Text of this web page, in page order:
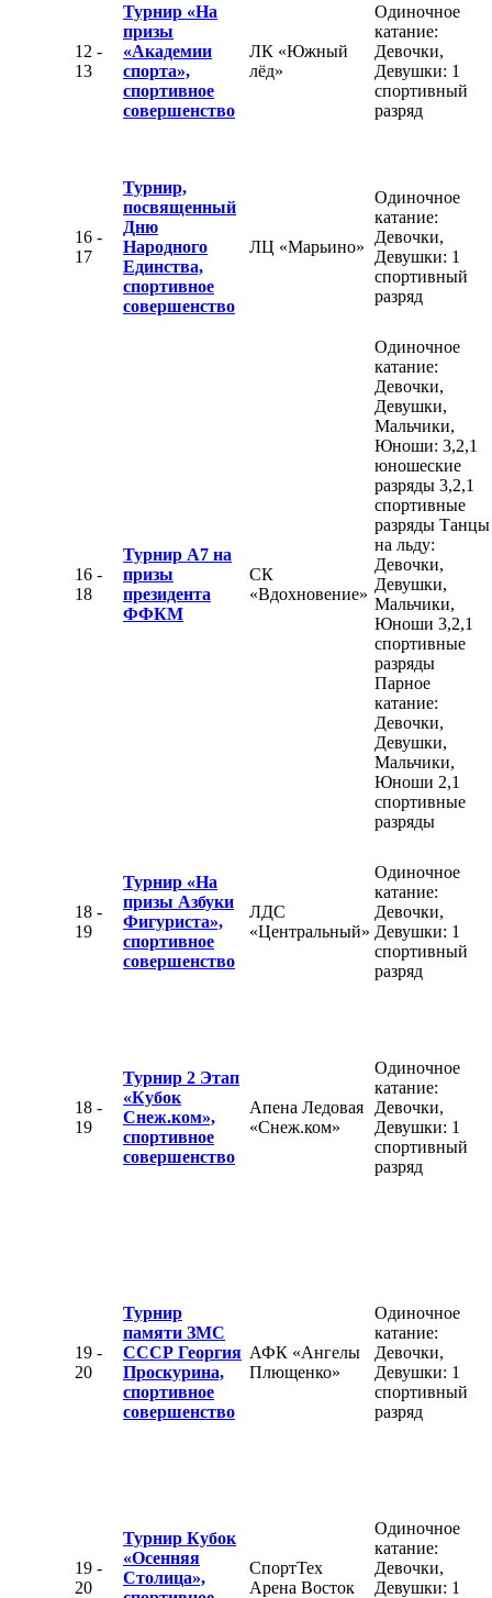
12 -
13
Турнир «На
призы
«Академии
спорта»,
спортивное
совершенство
ЛК «Южный
лёд»
Одиночное
катание:
Девочки,
Девушки: 1
спортивный
разряд
16 -
17
Турнир,
посвященный
Дню
Народного
Единства,
спортивное
совершенство
ЛЦ «Марьино»
Одиночное
катание:
Девочки,
Девушки: 1
спортивный
разряд
16 -
18
Турнир А7 на
призы
президента
ФФКМ
СК
«Вдохновение»
Одиночное
катание:
Девочки,
Девушки,
Мальчики,
Юноши: 3,2,1
юношеские
разряды 3,2,1
спортивные
разряды Танцы
на льду:
Девочки,
Девушки,
Мальчики,
Юноши 3,2,1
спортивные
разряды
Парное
катание:
Девочки,
Девушки,
Мальчики,
Юноши 2,1
спортивные
разряды
18 -
19
Турнир «На
призы Азбуки
Фигуриста»,
спортивное
совершенство
ЛДС
«Центральный»
Одиночное
катание:
Девочки,
Девушки: 1
спортивный
разряд
18 -
19
Турнир 2 Этап
«Кубок
Снеж.ком»,
спортивное
совершенство
Апена Ледовая
«Снеж.ком»
Одиночное
катание:
Девочки,
Девушки: 1
спортивный
разряд
19 -
20
Турнир
памяти ЗМС
СССР Георгия
Проскурина,
спортивное
совершенство
АФК «Ангелы
Плющенко»
Одиночное
катание:
Девочки,
Девушки: 1
спортивный
разряд
19 -
20
Турнир Кубок
«Осенняя
Столица»,
СпортТех
Арена Восток
Одиночное
катание:
Девочки,
Девушки: 1